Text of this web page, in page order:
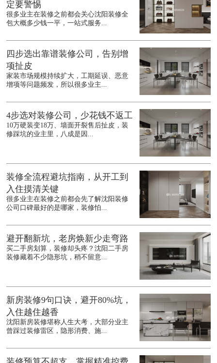
定要警惕
很多业主在装修之前都会关心沈阳装修全
包大概多少钱一平，一站式服务...
四步选出靠谱装修公司，告别增
项扯皮
家装市场规模持续扩大，工期延误、恶意
增项等问题频发，所以很多业主...
4步选对装修公司，少花钱不返工
10万硬装变18万、墙面开裂售后扯皮，装
修踩坑的业主里，八成是因...
装修全流程避坑指南，从开工到
入住摸清关键
很多业主在装修之前都会先了解沈阳装修
公司口碑最好的是哪家，装修怕...
避开翻新坑，老房焕新少走弯路
买二手房划算，装修却头疼？沈阳二手房
装修藏着不少隐形坑，稍不留意...
新房装修9句口诀，避开80%坑，
入住越住越香
沈阳新房装修堪称人生大考，大部分业主
曾踩过装修雷区，隐形消费、施...